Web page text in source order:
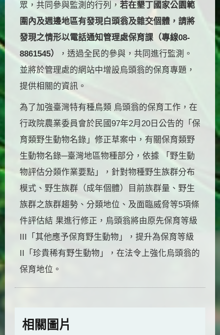
眾，共同參與監測的行列， 若在墾丁國家公園範
圍內及週邊地區有發現白頭翁及雜交個體，請將
發現之情形以電話通知管理處保育課（專線08-
8861545）
，透過全民的參與，共同進行監測。
並將於管理處的網站中增設烏頭翁的保育專題，
提供相關的資訊。
為了加強臺灣特有種鳥類 烏頭翁的保育工作，在
行政院農業委員會於民國97年2月20日公告的「保
育類野生動物名錄」修正草案中，有關保育類野
生動物名錄─臺灣地區物種部分，依據 「野生動
物評估分類作業要點」，針對物種野生族群分布
模式、野生族群（成年個體）目前族群量、野生
族群之族群趨勢、分類地位、及面臨威脅等5項條
件評估結 果進行修正，烏頭翁將由原先保育等級
III「其他應予保育野生動物」，提升為保育等級
II「珍貴稀有野生動物」，在法令上強化烏頭翁的
保育地位。
相關圖片